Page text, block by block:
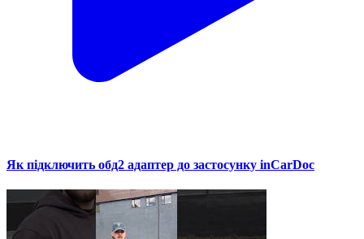
Як підключить обд2 адаптер до застосунку inCarDoc